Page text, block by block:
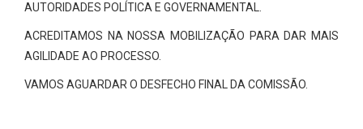
AUTORIDADES POLÍTICA E GOVERNAMENTAL.
ACREDITAMOS NA NOSSA MOBILIZAÇÃO PARA DAR MAIS
AGILIDADE AO PROCESSO.
VAMOS AGUARDAR O DESFECHO FINAL DA COMISSÃO.